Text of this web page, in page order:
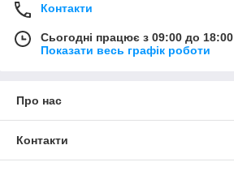
Контакти
Сьогодні працює з 09:00 до 18:00
Показати весь графік роботи
Про нас
Контакти